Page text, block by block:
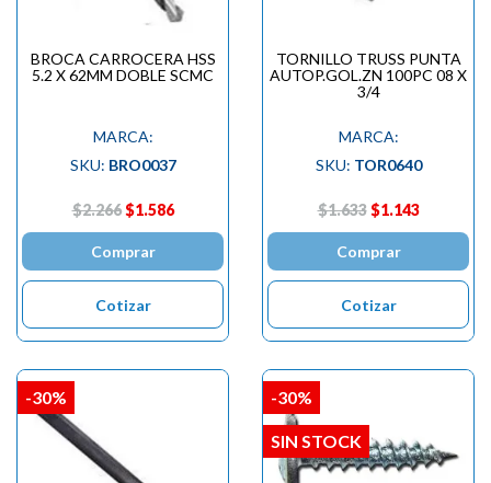
BROCA CARROCERA HSS
5.2 X 62MM DOBLE SCMC
MARCA:
SKU: BRO0037
$2.266 $1.586
Comprar
Cotizar
TORNILLO TRUSS PUNTA
AUTOP.GOL.ZN 100PC 08 X
3/4
MARCA:
SKU: TOR0640
$1.633 $1.143
Comprar
Cotizar
-30% -30%
SIN STOCK